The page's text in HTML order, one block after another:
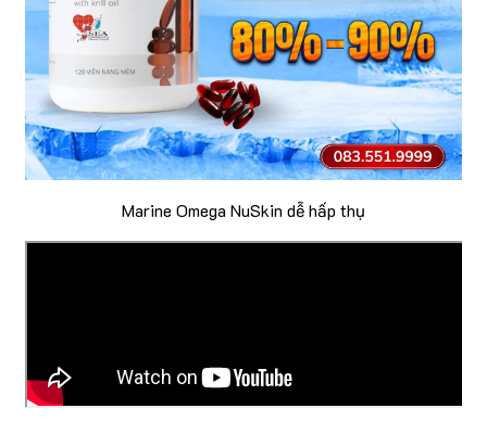
Marine Omega NuSkin dễ hấp thụ